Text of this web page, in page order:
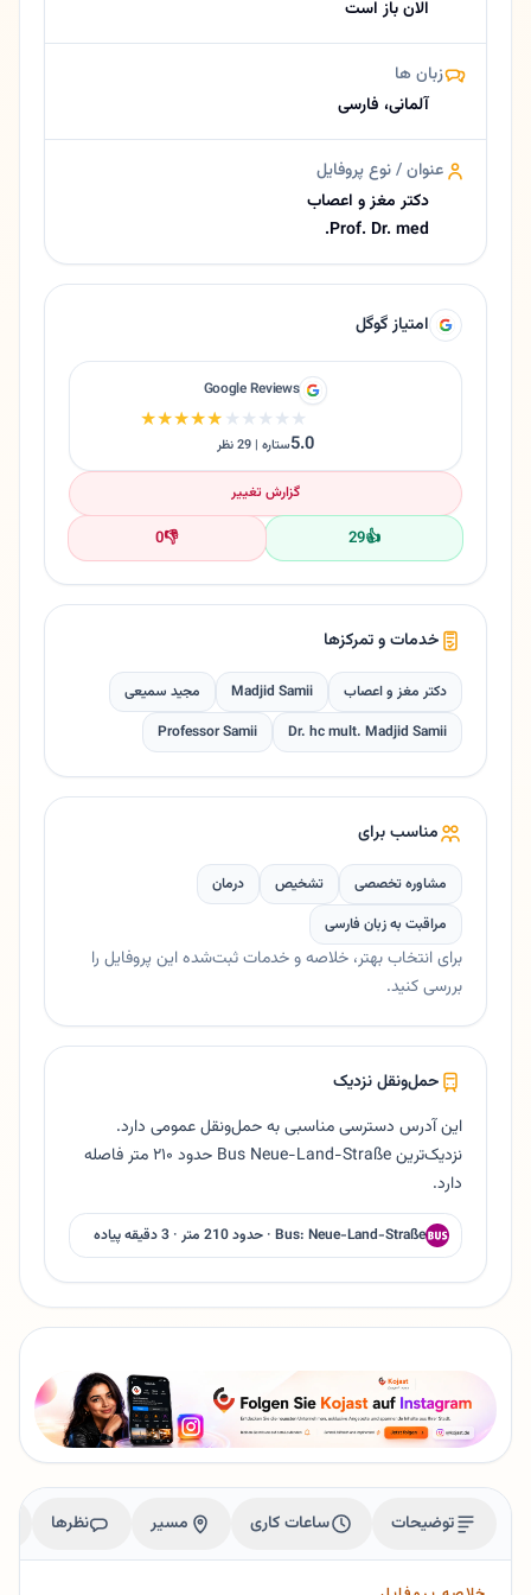
الان باز است
زبان ها
آلمانی، فارسی
عنوان / نوع پروفایل
دکتر مغز و اعصاب
Prof. Dr. med.
امتیاز گوگل
Google Reviews
★★★★★
★★★★★
5.0ستاره | 29 نظر
گزارش تغییر
👍
29
👎
0
خدمات و تمرکزها
دکتر مغز و اعصاب Madjid Samii
مجید سمیعی
Dr. hc mult. Madjid Samii
Professor Samii
مناسب برای
مشاوره تخصصی تشخیص
درمان
مراقبت به زبان فارسی
برای انتخاب بهتر، خلاصه و خدمات ثبت‌شده این پروفایل را
بررسی کنید.
حمل‌ونقل نزدیک
این آدرس دسترسی مناسبی به حمل‌ونقل عمومی دارد.
نزدیک‌ترین Bus Neue-Land-Straße حدود ۲۱۰ متر فاصله
دارد.
Bus: Neue-Land-Straße · حدود 210 متر · 3 دقیقه پیاده
توضیحات ساعات کاری مسیر نظرها